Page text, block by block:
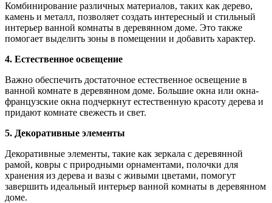
Комбинирование различных материалов, таких как дерево,
камень и металл, позволяет создать интересный и стильный
интерьер ванной комнаты в деревянном доме. Это также
помогает выделить зоны в помещении и добавить характер.
4. Естественное освещение
Важно обеспечить достаточное естественное освещение в
ванной комнате в деревянном доме. Большие окна или окна-
французские окна подчеркнут естественную красоту дерева и
придают комнате свежесть и свет.
5. Декоративные элементы
Декоративные элементы, такие как зеркала с деревянной
рамой, ковры с природными орнаментами, полочки для
хранения из дерева и вазы с живыми цветами, помогут
завершить идеальный интерьер ванной комнаты в деревянном
доме.